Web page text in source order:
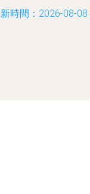
時間：2026-08-08